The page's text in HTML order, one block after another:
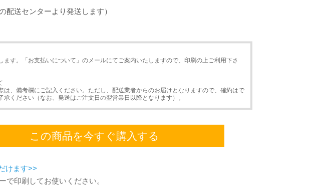
配送センターより発送します）
ます。「お支払いについて」のメールにてご案内いたしますので、印刷の上ご利用下さ
は、備考欄にご記入ください。ただし、配送業者からのお届けとなりますので、確約はで
承ください（なお、発送はご注文日の翌営業日以降となります）。
この商品を今すぐ購入する
けます>>
で印刷してお使いください。